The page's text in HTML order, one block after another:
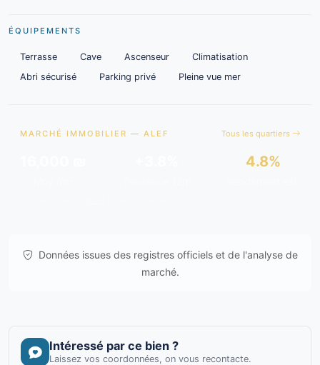
ÉQUIPEMENTS
Terrasse Cave Ascenseur
Climatisation
Abri sécurisé
Parking privé Pleine vue mer
MARCHÉ IMMOBILIER — ALEF Tous les quartiers
4.8%
Données issues des registres officiels et de l'analyse de
marché.
Intéressé par ce bien ?
Laissez vos coordonnées, on vous recontacte.